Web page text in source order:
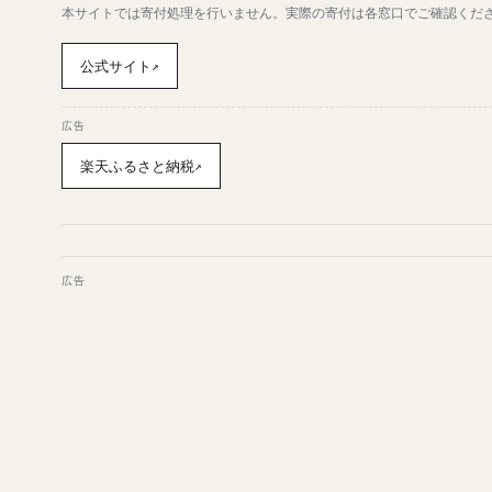
本サイトでは寄付処理を行いません。実際の寄付は各窓口でご確認くだ
公式サイト ↗
広告
楽天ふるさと納税↗
広告